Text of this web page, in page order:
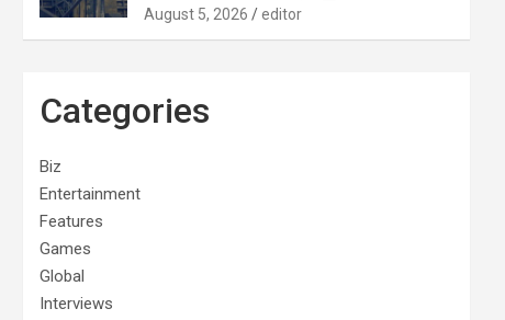
August 5, 2026 editor
Categories
Biz
Entertainment
Features
Games
Global
Interviews